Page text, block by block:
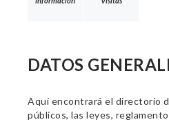
DATOS
Aquí encontrará el directorio
públicos, las leyes,